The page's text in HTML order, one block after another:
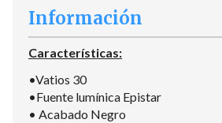
Información
Características:
•Vatios 30
•Fuente lumínica Epistar
• Acabado Negro